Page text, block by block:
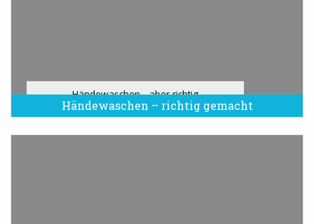
Händewaschen – richtig gemacht
Händewaschen - aber richtig